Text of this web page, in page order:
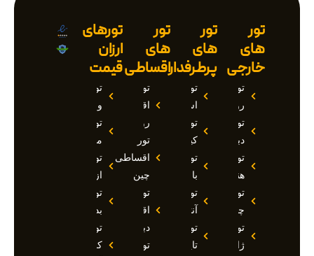
تور
های
خارجی
تور
روسیه
تور
دبی
تور
هند
تور
چین
تور
ژاپن
تور
های
پرطرفدار
تور
استانبول
تور
کیش
تور
بالی
تور
آنتالیا
تور
تایلند
تور
های
اقساطی
تور
اقساطی
روسیه
تور
اقساطی
چین
تور
اقساطی
دبی
تور
تورهای
ارزان
قیمت
تور
وان
تور
مارماریس
تور
ازمیر
تور
بدروم
تور
کوش